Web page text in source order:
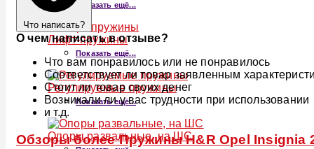
Показать ещё...
Лифт-пружины
Показать ещё...
Регулируемые пружины
Показать ещё...
Опоры развальные, на ШС
Что написать?
О чем написать в отзыве?
Что вам понравилось или не понравилось
Соответствует ли товар заявленным
Стоит ли товар своих денег
Возникали ли у вас трудности при использовании
и т.д.
Обзоры более Пружины H&R Opel Insignia